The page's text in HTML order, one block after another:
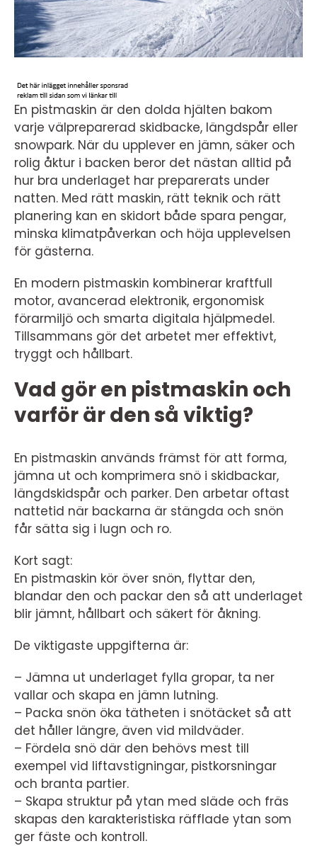
En pistmaskin är den dolda hjälten bakom
varje välpreparerad skidbacke, längdspår eller
snowpark. När du upplever en jämn, säker och
rolig åktur i backen beror det nästan alltid på
hur bra underlaget har preparerats under
natten. Med rätt maskin, rätt teknik och rätt
planering kan en skidort både spara pengar,
minska klimatpåverkan och höja upplevelsen
för gästerna.
En modern pistmaskin kombinerar kraftfull
motor, avancerad elektronik, ergonomisk
förarmiljö och smarta digitala hjälpmedel.
Tillsammans gör det arbetet mer effektivt,
tryggt och hållbart.
Vad gör en pistmaskin och
varför är den så viktig?
En pistmaskin används främst för att forma,
jämna ut och komprimera snö i skidbackar,
längdskidspår och parker. Den arbetar oftast
nattetid när backarna är stängda och snön
får sätta sig i lugn och ro.
Kort sagt:
En pistmaskin kör över snön, flyttar den,
blandar den och packar den så att underlaget
blir jämnt, hållbart och säkert för åkning.
De viktigaste uppgifterna är:
– Jämna ut underlaget fylla gropar, ta ner
vallar och skapa en jämn lutning.
– Packa snön öka tätheten i snötäcket så att
det håller längre, även vid mildväder.
– Fördela snö där den behövs mest till
exempel vid liftavstigningar, pistkorsningar
och branta partier.
– Skapa struktur på ytan med släde och fräs
skapas den karakteristiska räfflade ytan som
ger fäste och kontroll.